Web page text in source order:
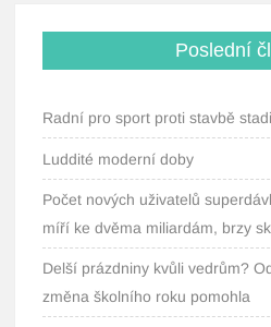
Poslední
Radní pro sport proti stavbě
Luddité moderní doby
Počet nových uživatelů
míří ke dvěma miliardám, brzy
Delší prázdniny kvůli vedrům?
změna školního roku pomohla